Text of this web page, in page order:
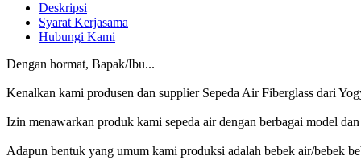
Deskripsi
Syarat Kerjasama
Hubungi Kami
Dengan hormat, Bapak/Ibu...
Kenalkan kami produsen dan supplier Sepeda Air Fiberglass dari
Izin menawarkan produk kami sepeda air dengan berbagai model
Adapun bentuk yang umum kami produksi adalah bebek air/bebek